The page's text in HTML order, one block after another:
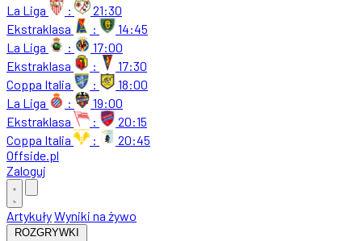
La Liga
:
21:30
Ekstraklasa
:
14:45
La Liga
:
17:00
Ekstraklasa
:
17:30
Coppa Italia
:
18:00
La Liga
:
19:00
Ekstraklasa
:
20:15
Coppa Italia
:
20:45
Offside.pl
Zaloguj
ArtykułyWyniki na żywo
ROZGRYWKI